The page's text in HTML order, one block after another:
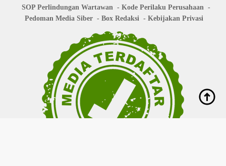
SOP Perlindungan Wartawan
Kode Perilaku Perusahaan
Pedoman Media Siber
Box Redaksi Kebijakan Privasi